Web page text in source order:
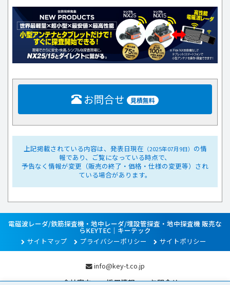
お問合せ 見積無料
上記掲載されている内容は、発表日現在 （2025年07月9日） の情
報であり、ご覧になっている時点で、
予告なく情報が変更（販売の終了・価格・仕様の変更等）され
ている場合があります。
電磁波レーダ/鉄筋探査機・地中レーダ/埋設管探査・地中探査機 販売な
らKEYTEC｜キーテック
サイトマップ
プライバシーポリシー サイトポリシー
info@key-t.co.jp
会社案内 採用情報 お問合せ